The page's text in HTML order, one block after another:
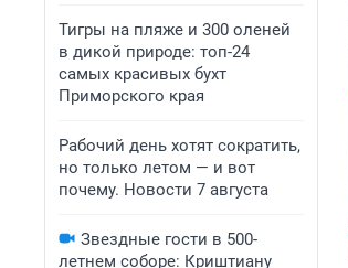
Тигры на пляже и 300 оленей
в дикой природе: топ-24
самых красивых бухт
Приморского края
Рабочий день хотят сократить,
но только летом — и вот
почему. Новости 7 августа
Звездные гости в 500-
летнем соборе: Криштиану